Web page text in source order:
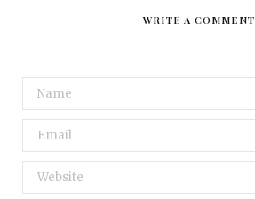
WRITE A COMMENT